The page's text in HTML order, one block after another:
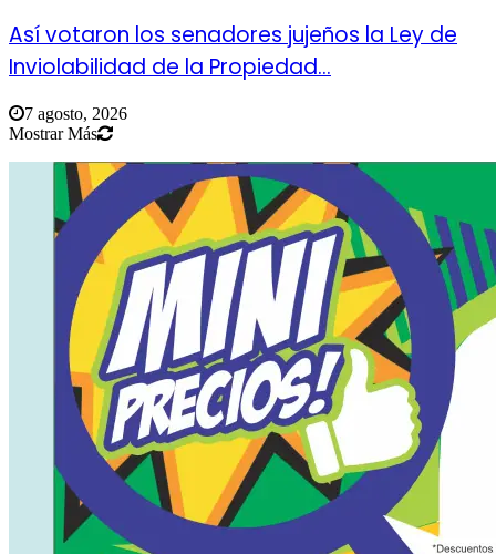
Así votaron los senadores jujeños la Ley de
Inviolabilidad de la Propiedad...
7 agosto, 2026
Mostrar Más